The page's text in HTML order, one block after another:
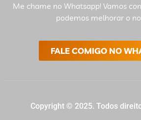
Me chame no Whatsapp! Vamos
podemos melhorar o
FALE COMIGO NO
Copyright © 2025. Todos